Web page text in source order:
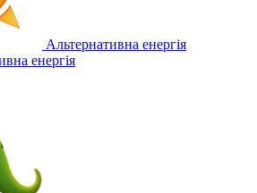
Альтернативна енергія
енергія